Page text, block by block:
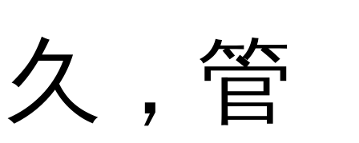
久，管